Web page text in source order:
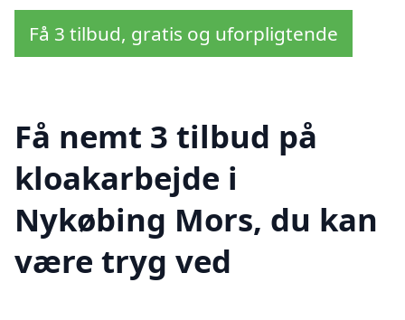
Få 3 tilbud, gratis og uforpligtende
Få nemt 3 tilbud på
kloakarbejde i
Nykøbing Mors, du kan
være tryg ved